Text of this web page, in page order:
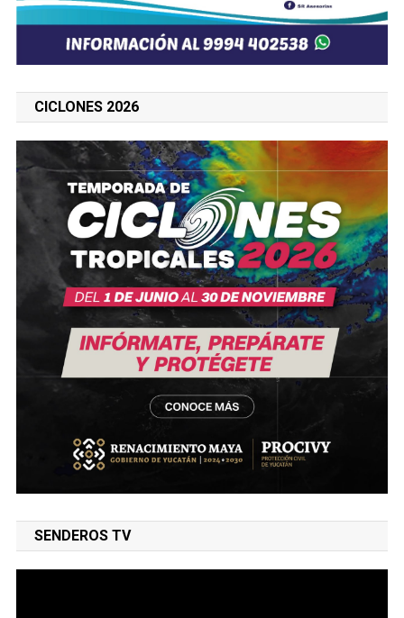
CICLONES 2026
SENDEROS TV